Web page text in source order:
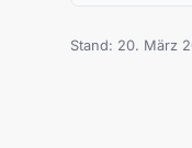
Stand: 20. März